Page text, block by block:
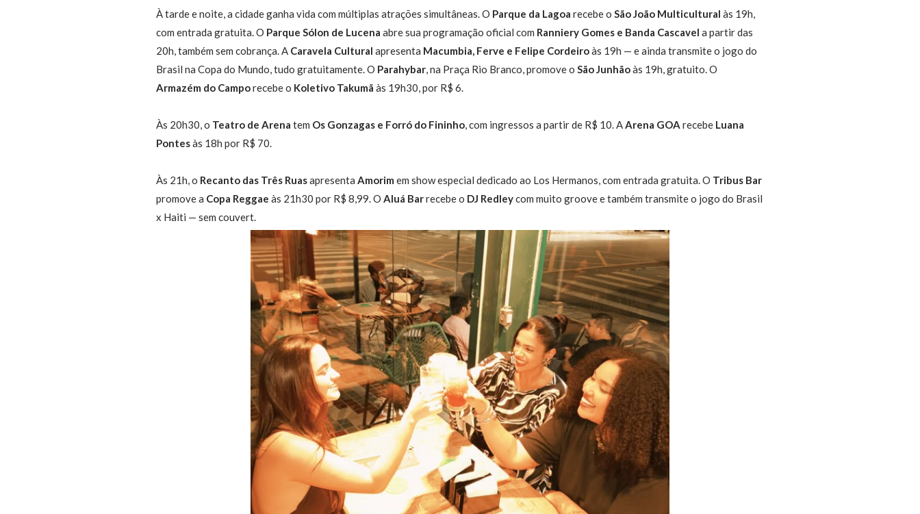
À tarde e noite, a cidade ganha vida com múltiplas atrações simultâneas. O Parque da Lagoa recebe oSão João Multicultural às 19h,
com entrada gratuita. O Parque Sólon de Lucena abre sua programação oficial com Ranniery Gomes e Banda Cascavel a partir das
20h, também sem cobrança. A Caravela Cultural apresenta Macumbia, Ferve e Felipe Cordeiroàs 19h — e ainda transmite o jogo do
Brasil na Copa do Mundo, tudo gratuitamente. O Parahybar, na Praça Rio Branco, promove oSão Junhãoàs 19h, gratuito. O
Armazém do Camporecebe o Koletivo Takumã às 19h30, por R$ 6.
Às 20h30, o Teatro de Arena tem Os Gonzagas e Forró do Fininho, com ingressos a partir de R$ 10. AArena GOA recebe Luana
Pontesàs 18h por R$ 70.
Às 21h, o Recanto das Três RuasapresentaAmorim em show especial dedicado ao Los Hermanos, com entrada gratuita. O Tribus Bar
promove a Copa Reggae às 21h30 por R$ 8,99. OAluá Barrecebe o DJ Redleycom muito groove e também transmite o jogo do Brasil
x Haiti — sem couvert.